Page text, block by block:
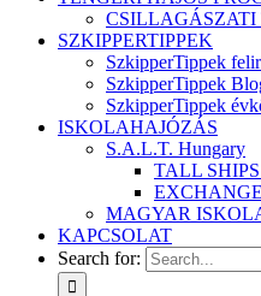
CSILLAGÁSZATI
SZKIPPERTIPPEK
SzkipperTippek
SzkipperTippek
SzkipperTippek
ISKOLAHAJÓZÁS
S.A.L.T. Hungary
TALL
MAGYAR
KAPCSOLAT
Search for: